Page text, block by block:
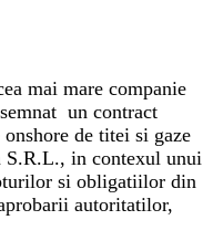
mai mare companie
un contract
de titei si gaze
S.R.L., in contexul unui
si obligatiilor din
autoritatilor,